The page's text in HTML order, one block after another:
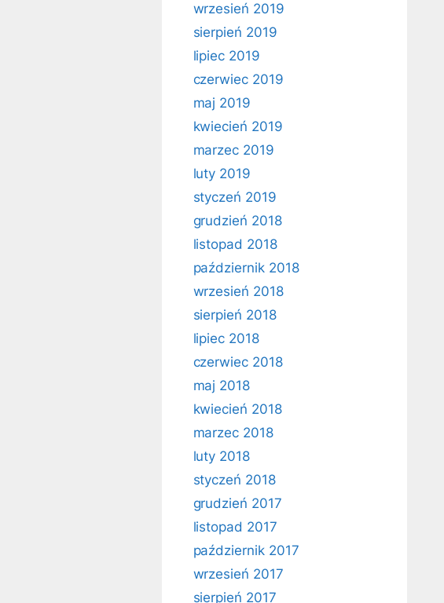
wrzesień 2019
sierpień 2019
lipiec 2019
czerwiec 2019
maj 2019
kwiecień 2019
marzec 2019
luty 2019
styczeń 2019
grudzień 2018
listopad 2018
październik 2018
wrzesień 2018
sierpień 2018
lipiec 2018
czerwiec 2018
maj 2018
kwiecień 2018
marzec 2018
luty 2018
styczeń 2018
grudzień 2017
listopad 2017
październik 2017
wrzesień 2017
sierpień 2017